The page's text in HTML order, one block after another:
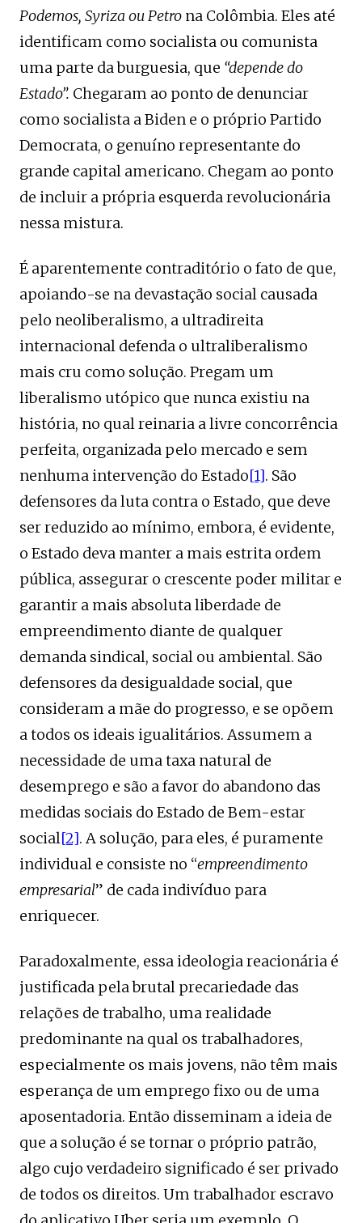
Podemos, Syriza ou Petro na Colômbia. Eles até
identificam como socialista ou comunista
uma parte da burguesia, que “depende do
Estado”. Chegaram ao ponto de denunciar
como socialista a Biden e o próprio Partido
Democrata, o genuíno representante do
grande capital americano. Chegam ao ponto
de incluir a própria esquerda revolucionária
nessa mistura.
É aparentemente contraditório o fato de que,
apoiando-se na devastação social causada
pelo neoliberalismo, a ultradireita
internacional defenda o ultraliberalismo
mais cru como solução. Pregam um
liberalismo utópico que nunca existiu na
história, no qual reinaria a livre concorrência
perfeita, organizada pelo mercado e sem
nenhuma intervenção do Estado[1]. São
defensores da luta contra o Estado, que deve
ser reduzido ao mínimo, embora, é evidente,
o Estado deva manter a mais estrita ordem
pública, assegurar o crescente poder militar e
garantir a mais absoluta liberdade de
empreendimento diante de qualquer
demanda sindical, social ou ambiental. São
defensores da desigualdade social, que
consideram a mãe do progresso, e se opõem
a todos os ideais igualitários. Assumem a
necessidade de uma taxa natural de
desemprego e são a favor do abandono das
medidas sociais do Estado de Bem-estar
social[2]. A solução, para eles, é puramente
individual e consiste no “empreendimento
empresarial” de cada indivíduo para
enriquecer.
Paradoxalmente, essa ideologia reacionária é
justificada pela brutal precariedade das
relações de trabalho, uma realidade
predominante na qual os trabalhadores,
especialmente os mais jovens, não têm mais
esperança de um emprego fixo ou de uma
aposentadoria. Então disseminam a ideia de
que a solução é se tornar o próprio patrão,
algo cujo verdadeiro significado é ser privado
de todos os direitos. Um trabalhador escravo